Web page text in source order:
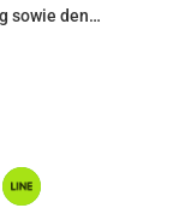
sowie den
verdienen, indem
zum Internet